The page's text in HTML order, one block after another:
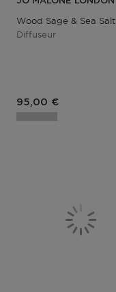
Wood Sage & Sea Salt
Diffuseur
95,00 €